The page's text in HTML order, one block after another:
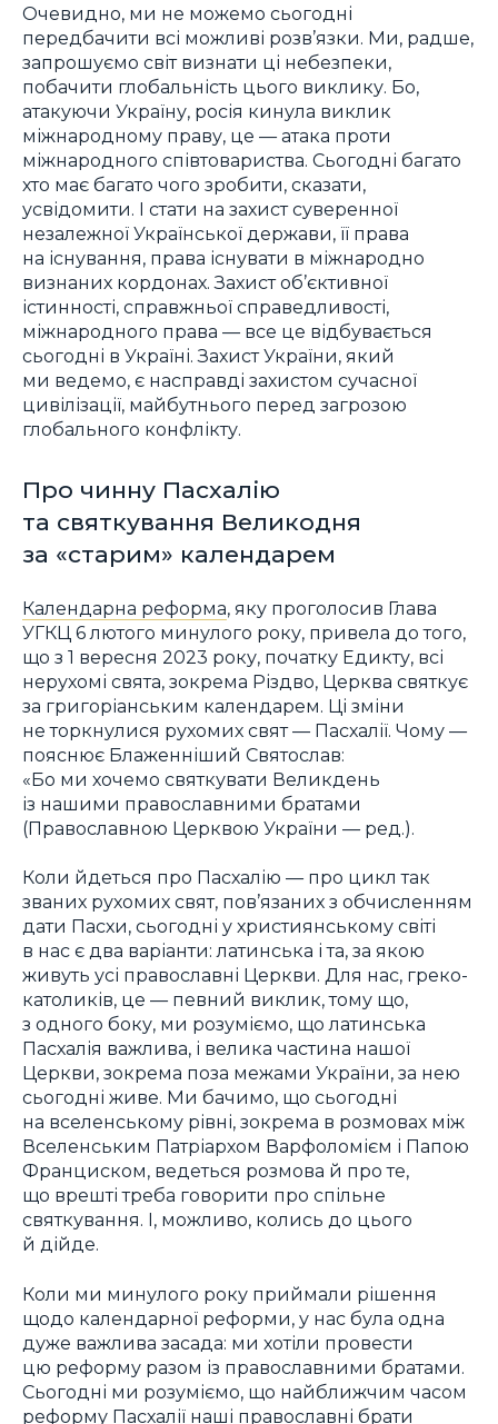
Очевидно, ми не можемо сьогодні
передбачити всі можливі розв’язки. Ми, радше,
запрошуємо світ визнати ці небезпеки,
побачити глобальність цього виклику. Бо,
атакуючи Україну, росія кинула виклик
міжнародному праву, це — атака проти
міжнародного співтовариства. Сьогодні багато
хто має багато чого зробити, сказати,
усвідомити. І стати на захист суверенної
незалежної Української держави, її права
на існування, права існувати в міжнародно
визнаних кордонах. Захист об’єктивної
істинності, справжньої справедливості,
міжнародного права — все це відбувається
сьогодні в Україні. Захист України, який
ми ведемо, є насправді захистом сучасної
цивілізації, майбутнього перед загрозою
глобального конфлікту.
Про чинну Пасхалію
та святкування Великодня
за «старим» календарем
Календарна реформа, яку проголосив Глава
УГКЦ 6 лютого минулого року, привела до того,
що з 1 вересня 2023 року, початку Едикту, всі
нерухомі свята, зокрема Різдво, Церква святкує
за григоріанським календарем. Ці зміни
не торкнулися рухомих свят — Пасхалії. Чому —
пояснює Блаженніший Святослав:
«Бо ми хочемо святкувати Великдень
із нашими православними братами
(Православною Церквою України — ред.).
Коли йдеться про Пасхалію — про цикл так
званих рухомих свят, пов’язаних з обчисленням
дати Пасхи, сьогодні у християнському світі
в нас є два варіанти: латинська і та, за якою
живуть усі православні Церкви. Для нас, греко-
католиків, це — певний виклик, тому що,
з одного боку, ми розуміємо, що латинська
Пасхалія важлива, і велика частина нашої
Церкви, зокрема поза межами України, за нею
сьогодні живе. Ми бачимо, що сьогодні
на вселенському рівні, зокрема в розмовах між
Вселенським Патріархом Варфоломієм і Папою
Франциском, ведеться розмова й про те,
що врешті треба говорити про спільне
святкування. І, можливо, колись до цього
й дійде.
Коли ми минулого року приймали рішення
щодо календарної реформи, у нас була одна
дуже важлива засада: ми хотіли провести
цю реформу разом із православними братами.
Сьогодні ми розуміємо, що найближчим часом
реформу Пасхалії наші православні брати